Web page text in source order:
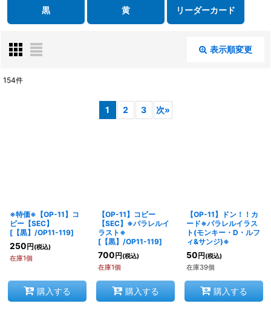
黒 黄 リーダーカード
表示順変更
154件
1 2 3 次»
※特価※【OP-11】コ
ビー【SEC】
[ 【黒】/OP11-119]
250 円 (税込)
在庫1個
購入する
【OP-11】コビー
【SEC】※パラレルイ
ラスト※
[【黒】/OP11-119]
700 円 (税込)
在庫1個
購入する
【OP-11】ドン！！カ
ード※パラレルイラス
ト(モンキー・D・ルフ
ィ&サンジ)※
50 円 (税込)
在庫39個
購入する